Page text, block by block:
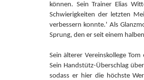
können. Sein Trainer Elias
Schwierigkeiten der letzten
verbessern konnte.' Als
Sprung, den er seit einem
Sein älterer Vereinskollege
Sein Handstütz-Überschlag
sodass er hier die höchste